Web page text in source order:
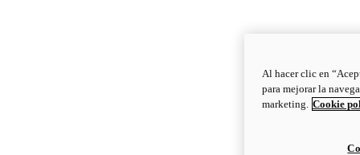
Al hacer clic en
para mejorar la
marketing. Cookie